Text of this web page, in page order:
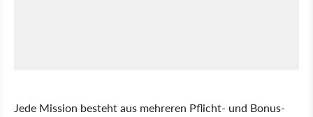
Jede Mission besteht aus mehreren Pflicht- und Bonus-